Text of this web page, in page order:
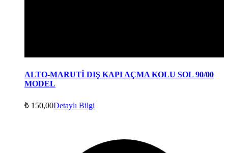
ALTO-MARUTİ DIŞ KAPI AÇMA KOLU SOL 90/00
MODEL
₺ 150,00Detaylı Bilgi